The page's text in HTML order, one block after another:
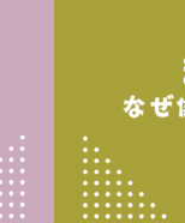
会社デーリィジャパ
Dairy Japan』をは
出版会社。
ますます面白くな